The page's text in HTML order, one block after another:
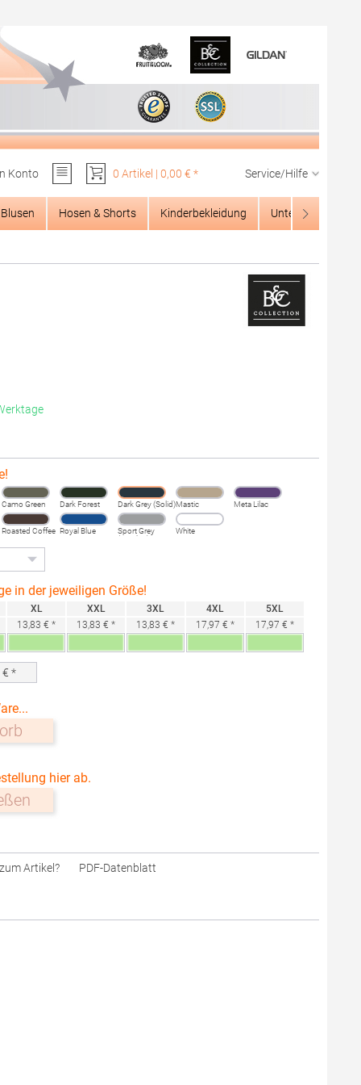
Konto
0 Artikel | 0,00 € * Service/Hilfe
Hosen & Shorts Kinderbekleidung Unterwäsche
Camo Green Dark Forest Dark Grey (Solid)Mastic Meta Lilac
Roasted Coffee Royal Blue
Sport Grey
(Heather)
White
in der jeweiligen Größe!
XL
13,83 € *
XXL
13,83 € *
3XL
13,83 € *
4XL
17,97 € *
5XL
17,97 € *
€ *
hier ab.
Artikel? PDF-Datenblatt